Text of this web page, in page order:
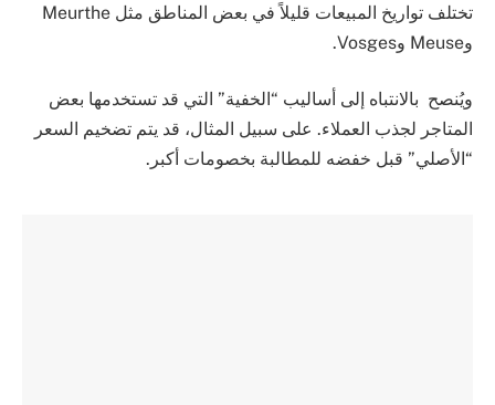
تختلف تواريخ المبيعات قليلاً في بعض المناطق مثل Meurthe
وMeuse وVosges.
ويُنصح بالانتباه إلى أساليب “الخفية” التي قد تستخدمها بعض
المتاجر لجذب العملاء. على سبيل المثال، قد يتم تضخيم السعر
“الأصلي” قبل خفضه للمطالبة بخصومات أكبر.